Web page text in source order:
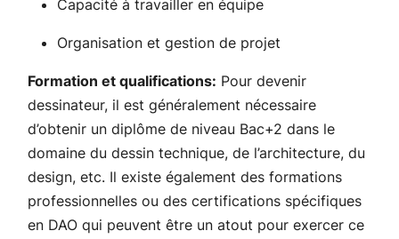
Capacité à travailler en équipe
Organisation et gestion de projet
Formation et qualifications: Pour devenir
dessinateur, il est généralement nécessaire
d’obtenir un diplôme de niveau Bac+2 dans le
domaine du dessin technique, de l’architecture, du
design, etc. Il existe également des formations
professionnelles ou des certifications spécifiques
en DAO qui peuvent être un atout pour exercer ce